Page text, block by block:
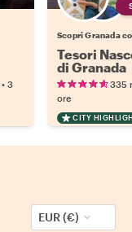
• 3
Scopri Granada
Tesori
di Granada
335
ore
CITY
EUR (€)